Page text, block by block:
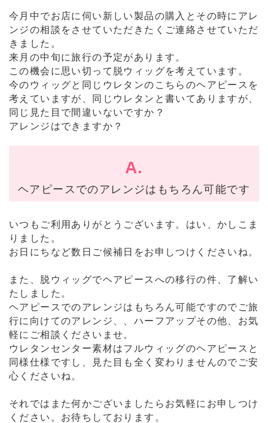
今月中でお店に伺い新しい製品の購入とその時にアレ
ンジの相談をさせていただきたくご連絡させていただ
きました。
来月の中旬に旅行の予定があります。
この機会に思い切って脱ウィッグを考えています。
今のウィッグと同じウレタンのこちらのヘアピースを
考えていますが、同じウレタンと書いてありますが、
同じ見た目で間違いないですか？
アレンジはできますか？
A.
ヘアピースでのアレンジはもちろん可能です
いつもご利用ありがとうございます。はい、かしこま
りました。
お日にちなど数日ご候補日をお申しつけくださいね。
また、脱ウィッグでヘアピースへの移行の件、了解い
たしました。
ヘアピースでのアレンジはもちろん可能ですのでご旅
行に向けてのアレンジ、、ハーフアップその他、お気
軽にご相談くださいませ。
ウレタンセンター素材はフルウィッグのヘアピースと
同様仕様ですし、見た目も全く変わりませんのでご安
心くださいね。
それではまた何かございましたらお気軽にお申しつけ
ください。お待ちしております。